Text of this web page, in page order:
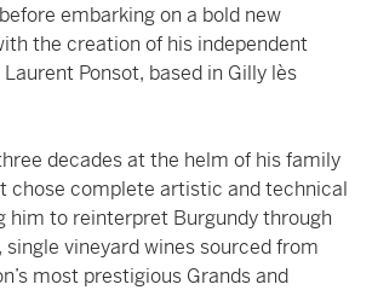
embarking on a bold new
the creation of his independent
Ponsot, based in Gilly lès
decades at the helm of his family
chose complete artistic and technical
him to reinterpret Burgundy through
vineyard wines sourced from
most prestigious Grands and